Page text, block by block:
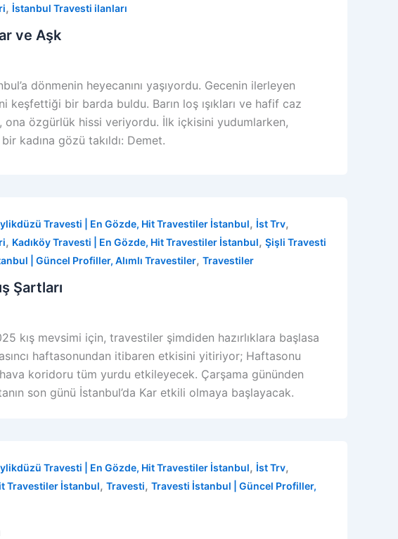
, İstanbul Travesti ilanları
ve Aşk
dönmenin heyecanını yaşıyordu. Gecenin ilerleyen
keşfettiği bir barda buldu. Barın loş ışıkları ve hafif caz
ona özgürlük hissi veriyordu. İlk içkisini yudumlarken,
kadına gözü takıldı: Demet.
Travesti | En Gözde, Hit Travestiler İstanbul, İst Trv,
, Kadıköy Travesti | En Gözde, Hit Travestiler İstanbul, Şişli Travesti
| Güncel Profiller, Alımlı Travestiler, Travestiler
Şartları
kış mevsimi için, travestiler şimdiden hazırlıklara başlasa
haftasonundan itibaren etkisini yitiriyor; Haftasonu
koridoru tüm yurdu etkileyecek. Çarşama gününden
son günü İstanbul’da Kar etkili olmaya başlayacak.
Travesti | En Gözde, Hit Travestiler İstanbul, İst Trv,
Travestiler İstanbul, Travesti, Travesti İstanbul | Güncel Profiller,